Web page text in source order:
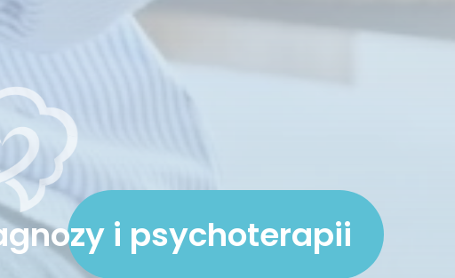
i psychoterapii